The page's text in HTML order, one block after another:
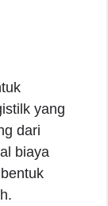
yang
dari
biaya